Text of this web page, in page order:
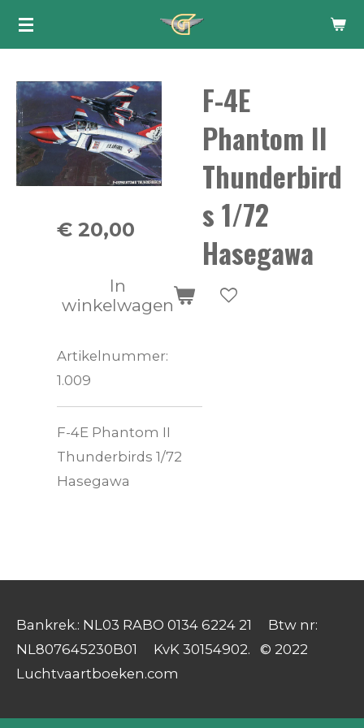
Ga
de
hoofdinhoud
F-4E
Phantom II
Thunderbird
s 1/72
Hasegawa
€ 20,00
In
winkelwagen
Artikelnummer:
1.009
F-4E Phantom II
Thunderbirds 1/72
Hasegawa
Bankrek.: NL03 RABO 0134 6224 21 Btw nr:
NL807645230B01 KvK 30154902. © 2022
Luchtvaartboeken.com